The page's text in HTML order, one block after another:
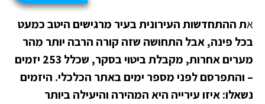
את ההתחדשות העירונית בעיר מרגישים היטב כמעט
בכל פינה, אבל התחושה שזה קורה הרבה יותר מהר
מערים אחרות, מקבלת ביטוי בסקר, שכלל 253 יזמים
– והתפרסם לפני מספר ימים באתר הכלכלי. היזמים
נשאלו: איזו עירייה היא המהירה והיעילה ביותר